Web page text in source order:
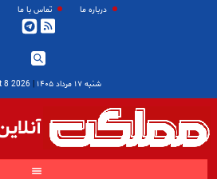
درباره ما تماس با ما
شنبه ۱۷ مرداد ۱۴۰۵ |
2026 August 8